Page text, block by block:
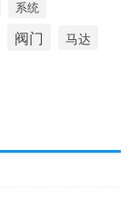
系统
阀门 马达